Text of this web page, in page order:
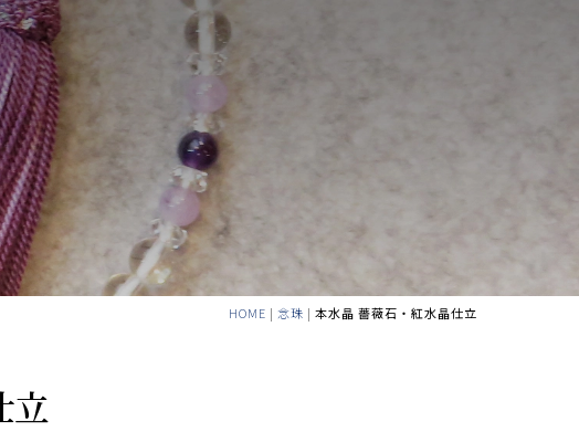
HOME | 念珠 | 本水晶 薔薇石・紅水晶仕立
立